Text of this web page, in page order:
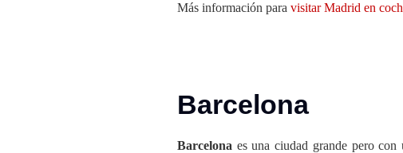
Más información para visitar Madrid en
Barcelona
Barcelona es una ciudad grande pero